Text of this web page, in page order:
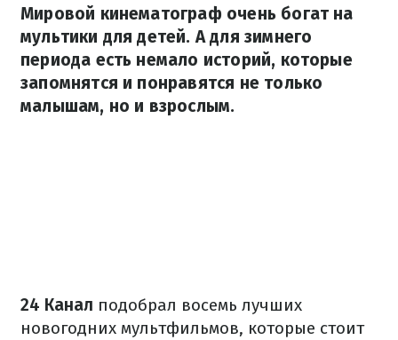
Мировой кинематограф очень богат на
мультики для детей. А для зимнего
периода есть немало историй, которые
запомнятся и понравятся не только
малышам, но и взрослым.
24 Канал подобрал восемь лучших
новогодних мультфильмов, которые стоит